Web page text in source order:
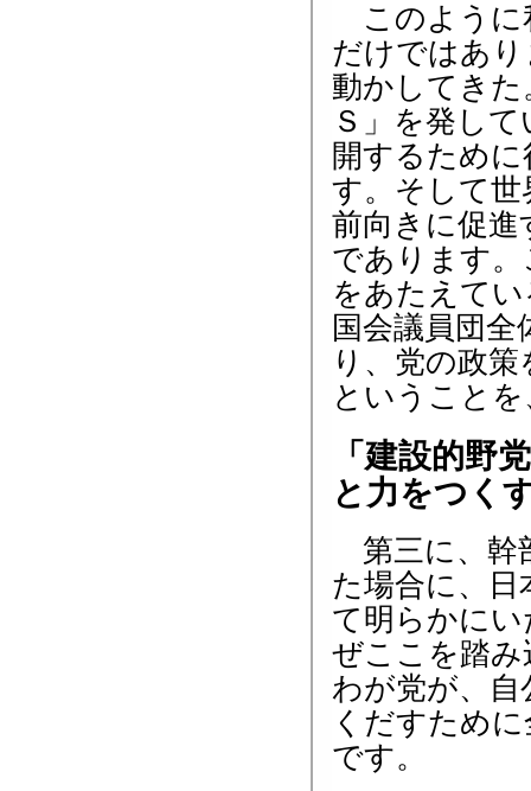
このように
だけではあ
動かしてき
Ｓ」を発し
開するため
す。そして
前向きに促進
であります
をあたえて
国会議員団
り、党の政
ということ
「建設的野
と力をつく
第三に、幹
た場合に、
て明らかに
ぜここを踏
わが党が、自
くだすため
です。